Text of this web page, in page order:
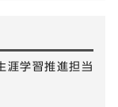
涯学習推進担当